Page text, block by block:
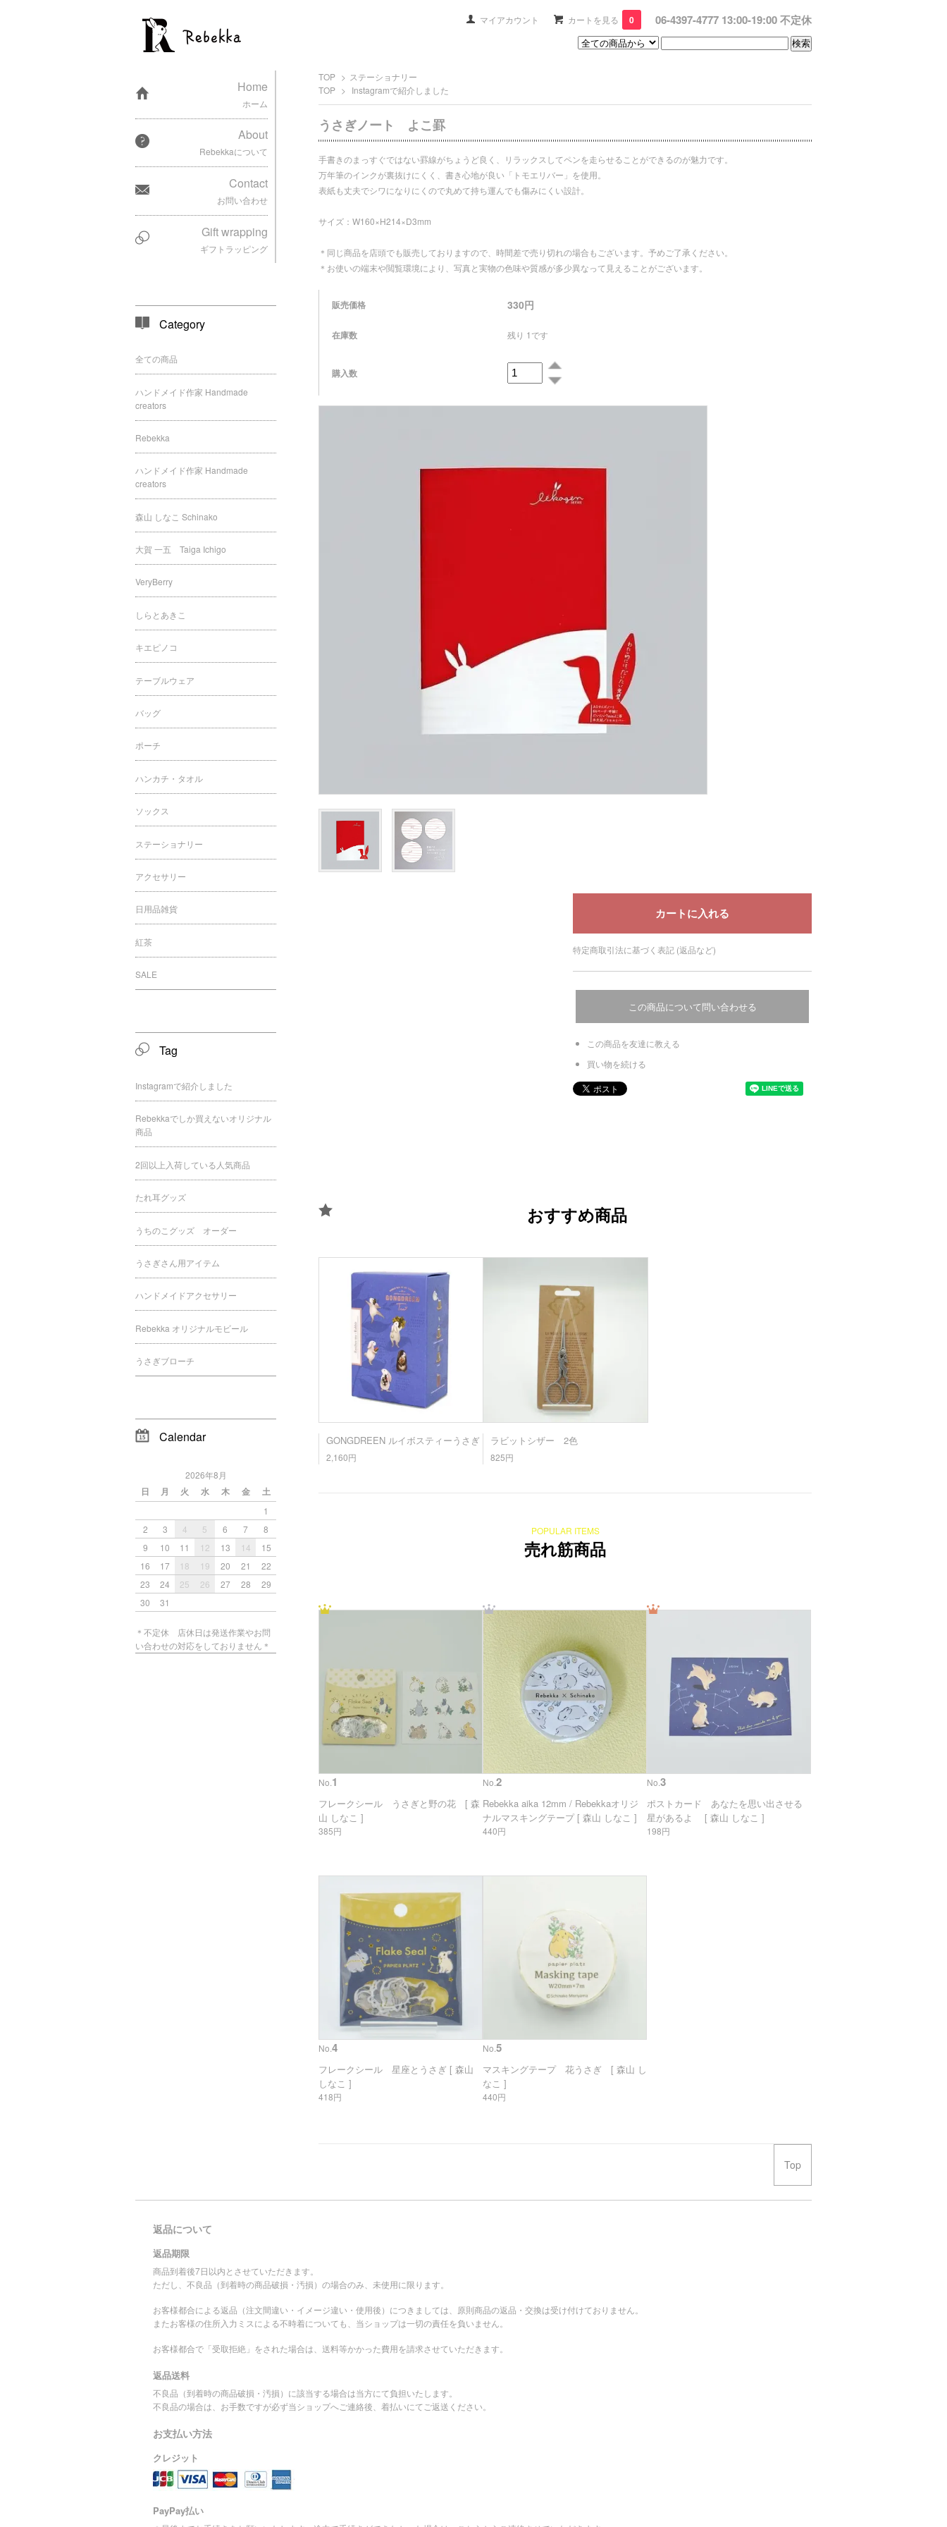
マイアカウント カートを見る 0 06-4397-4777 13:00-19:00 不定休
TOP > ステーショナリー
TOP > Instagramで紹介しました
うさぎノート よこ罫
手書きのまっすぐではない罫線がちょうど良く、リラックスしてペンを走らせることができるのが魅力です。
万年筆のインクが裏抜けにくく、書き心地が良い「トモエリバー」を使用。
表紙も丈夫でシワになりにくので丸めて持ち運んでも傷みにくい設計。
サイズ：W160×H214×D3mm
＊同じ商品を店頭でも販売しておりますので、時間差で売り切れの場合もございます。予めご了承ください。
＊お使いの端末や閲覧環境により、写真と実物の色味や質感が多少異なって見えることがございます。
販売価格 330円
在庫数 残り 1です
購入数
特定商取引法に基づく表記 (返品など)
この商品について問い合わせる
この商品を友達に教える
買い物を続ける
おすすめ商品
GONGDREEN ルイボスティーうさぎ
2,160円
ラビットシザー 2色
825円
POPULAR ITEMS
売れ筋商品
No. 1
フレークシール うさぎと野の花 [ 森
山 しなこ ]
385円
No. 2
Rebekka aika 12mm / Rebekkaオリジ
ナルマスキングテープ [ 森山 しなこ ]
440円
No. 3
ポストカード あなたを思い出させる
星があるよ [ 森山 しなこ ]
198円
No. 4
フレークシール 星座とうさぎ [ 森山
しなこ ]
418円
No. 5
マスキングテープ 花うさぎ [ 森山 し
なこ ]
440円
Home
ホーム
About
Rebekkaについて
Contact
お問い合わせ
Gift wrapping
ギフトラッピング
Category
全ての商品
ハンドメイド作家 Handmade
creators
Rebekka
ハンドメイド作家 Handmade
creators
森山 しなこ Schinako
大賀 一五 Taiga Ichigo
VeryBerry
しらとあきこ
キエピノコ
テーブルウェア
バッグ
ポーチ
ハンカチ・タオル
ソックス
ステーショナリー
アクセサリー
日用品雑貨
紅茶
SALE
Tag
Instagramで紹介しました
Rebekkaでしか買えないオリジナル
商品
2回以上入荷している人気商品
たれ耳グッズ
うちのこグッズ オーダー
うさぎさん用アイテム
ハンドメイドアクセサリー
Rebekka オリジナルモビール
うさぎブローチ
Calendar
2026年8月
日 月 火 水 木 金 土
1
2
3 4 5 6 7
8
9
10 11 12 13 14
15
16
17 18 19 20 21
22
23
24 25 26 27 28
29
30
31
＊不定休 店休日は発送作業やお問
い合わせの対応をしておりません＊
Top
返品について
返品期限
商品到着後7日以内とさせていただきます。
ただし、不良品（到着時の商品破損・汚損）の場合のみ、未使用に限ります。
お客様都合による返品（注文間違い・イメージ違い・使用後）につきましては、原則商品の返品・交換は受け付けておりません。
またお客様の住所入力ミスによる不時着についても、当ショップは一切の責任を負いません。
お客様都合で「受取拒絶」をされた場合は、送料等かかった費用を請求させていただきます。
返品送料
不良品（到着時の商品破損・汚損）に該当する場合は当方にて負担いたします。
不良品の場合は、お手数ですが必ず当ショップへご連絡後、着払いにてご返送ください。
お支払い方法
クレジット
PayPay払い